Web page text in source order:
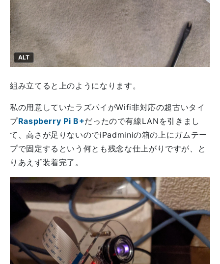
ALT
組み立てると上のようになります。
私の用意していたラズパイがWifi非対応の超古いタイ
プRaspberry Pi B+だったので有線LANを引きまし
て、高さが足りないのでiPadminiの箱の上にガムテー
プで固定するという何とも残念な仕上がりですが、と
りあえず装着完了。